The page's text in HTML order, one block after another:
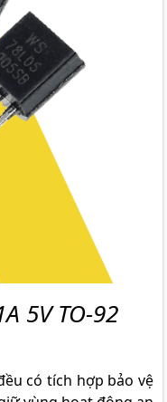
5V TO-92
có tích hợp bảo vệ